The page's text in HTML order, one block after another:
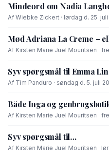
Mindeord om Nadia
Af Wiebke Zickert · lørdag d. 25.
Mød Adriana La Creme –
Af Kirsten Marie Juel Mouritsen ·
Syv spørgsmål til Emma
Af Tim Panduro · søndag d. 5. juli
Både Inga og
Af Kirsten Marie Juel Mouritsen ·
Syv spørgsmål til…
Af Kirsten Marie Juel Mouritsen ·